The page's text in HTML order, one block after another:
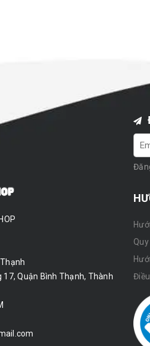
Quận Bình Thạnh, Thành